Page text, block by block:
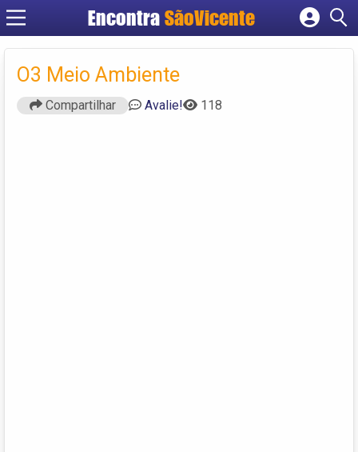
Encontra SãoVicente
Cadastrar empresa
Criar conta
O3 Meio Ambiente
Compartilhar Avalie! 118